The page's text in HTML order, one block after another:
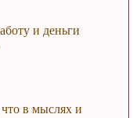
и деньги
что в мыслях и